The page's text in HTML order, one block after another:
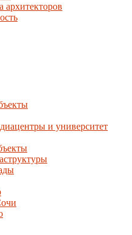
архитекторов
и университет